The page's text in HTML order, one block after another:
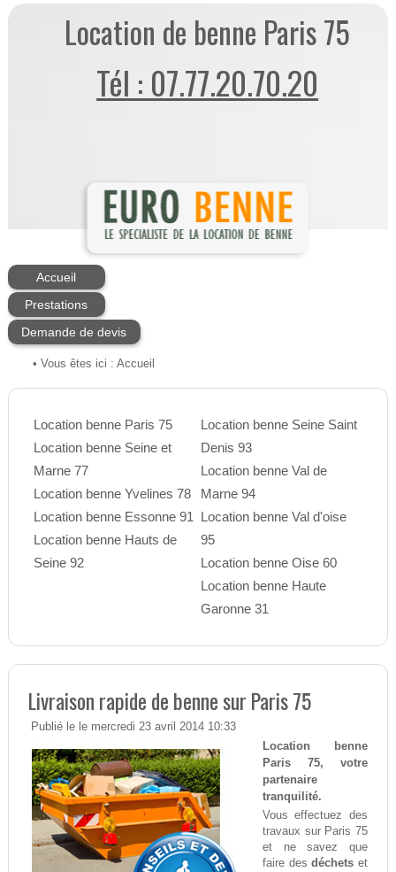
Location de benne Paris 75
Tél : 07.77.20.70.20
Accueil
Prestations
Demande de devis
• Vous êtes ici : Accueil
Location benne Paris 75
Location benne Seine et
Marne 77
Location benne Yvelines 78
Location benne Essonne 91
Location benne Hauts de
Seine 92
Location benne Seine Saint
Denis 93
Location benne Val de
Marne 94
Location benne Val d'oise
95
Location benne Oise 60
Location benne Haute
Garonne 31
Livraison rapide de benne sur Paris 75
Publié le le mercredi 23 avril 2014 10:33
Location benne
Paris 75, votre
partenaire
tranquilité.
Vous effectuez des
travaux sur Paris 75
et ne savez que
faire desdéchets et